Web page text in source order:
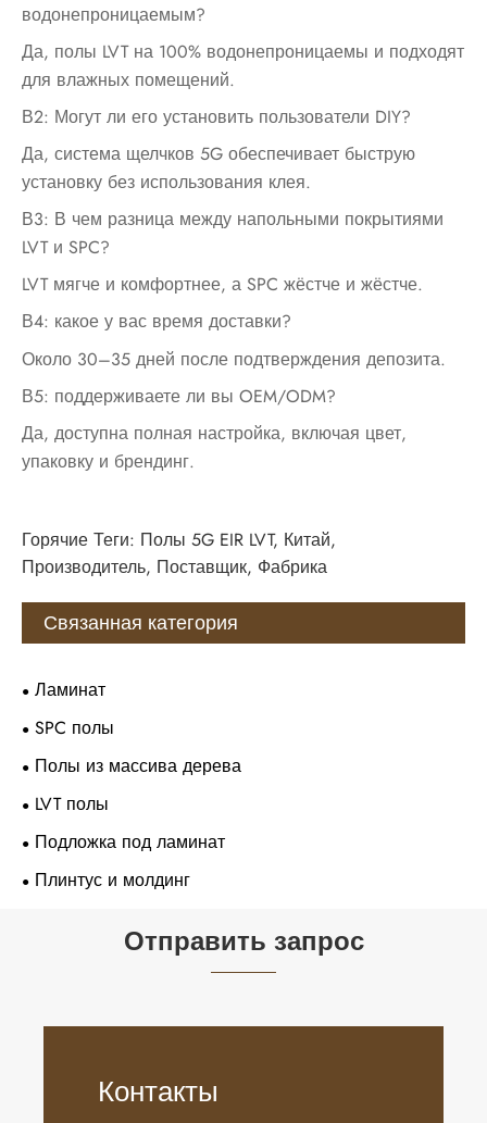
водонепроницаемым?
Да, полы LVT на 100% водонепроницаемы и подходят
для влажных помещений.
В2: Могут ли его установить пользователи DIY?
Да, система щелчков 5G обеспечивает быструю
установку без использования клея.
В3: В чем разница между напольными покрытиями
LVT и SPC?
LVT мягче и комфортнее, а SPC жёстче и жёстче.
В4: какое у вас время доставки?
Около 30–35 дней после подтверждения депозита.
В5: поддерживаете ли вы OEM/ODM?
Да, доступна полная настройка, включая цвет,
упаковку и брендинг.
Горячие Теги: Полы 5G EIR LVT, Китай,
Производитель, Поставщик, Фабрика
Связанная категория
Ламинат
SPC полы
Полы из массива дерева
LVT полы
Подложка под ламинат
Плинтус и молдинг
Отправить запрос
Контакты